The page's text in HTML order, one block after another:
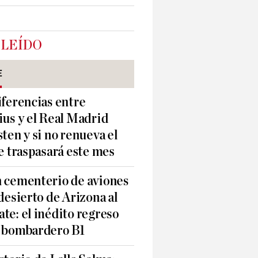
entre
y el Real Madrid
y si no renueva el
traspasará este mes
cementerio de aviones
de Arizona al
el inédito regreso
B1